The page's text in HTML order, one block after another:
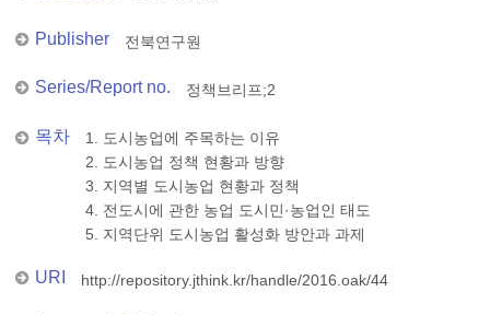
Publisher 전북연구원
Series/Report no. 정책브리프;2
목차
1. 도시농업에 주목하는 이유
2. 도시농업 정책 현황과 방향
3. 지역별 도시농업 현황과 정책
4. 전도시에 관한 농업 도시민·농업인 태도
5. 지역단위 도시농업 활성화 방안과 과제
URI http://repository.jthink.kr/handle/2016.oak/44